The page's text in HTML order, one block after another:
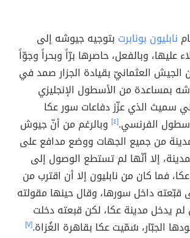
نابليون بونابرت بتوجيه جيوشه إلى
عليها، وبالفعل، حاصرها برّاً وبحراً وجوّاً
العثمانيّ بقيادة الجزار صمد في
بمساعدة من الأسطول الإنجليزي
سميث الذي عزّز دفاعات سور عكا
الفرنسي.[٤]
وبالرغم من أنّ جيوش
من جميع الجهات ووضع مدافع على
إلا أنّها لم تستطع الوصول إلى
فما كان من نابليون إلا أن اقترب من
قبّعته داخل سورها، وقال حينها مقولته
لم يدخل مدينة عكا، لكن قبعته دخلت
الجبّار، سُمّيت عكا بقاهرة الغُزاة.[٧]